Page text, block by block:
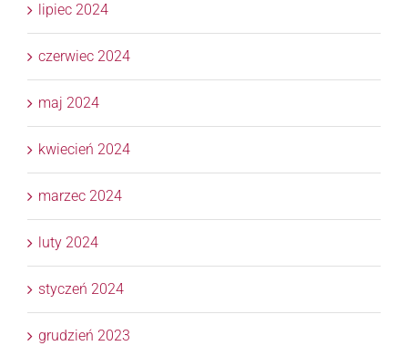
lipiec 2024
czerwiec 2024
maj 2024
kwiecień 2024
marzec 2024
luty 2024
styczeń 2024
grudzień 2023